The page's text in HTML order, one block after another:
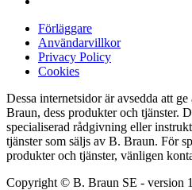
Förläggare
Användarvillkor
Privacy Policy
Cookies
Dessa internetsidor är avsedda att
Braun, dess produkter och tjänster.
specialiserad rådgivning eller
tjänster som säljs av B. Braun. För
produkter och tjänster, vänligen
Copyright © B. Braun SE - version